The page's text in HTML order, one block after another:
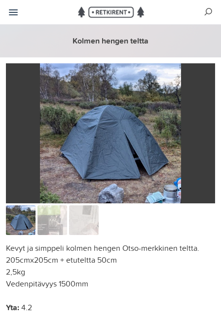
Kolmen hengen teltta
Kevyt ja simppeli kolmen hengen Otso-merkkinen teltta.
205cmx205cm + etuteltta 50cm
2,5kg
Vedenpitävyys 1500mm
Yta:4.2